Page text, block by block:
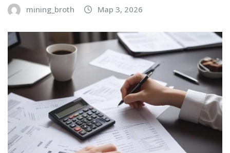
mining_broth Мар 3, 2026